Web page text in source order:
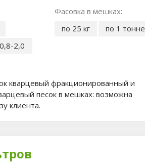
0,8-2,0
Фасовка в мешках:
по 25 кг
по 1 тонне
кварцевый фракционированный и
песок в мешках: возможна
клиента.